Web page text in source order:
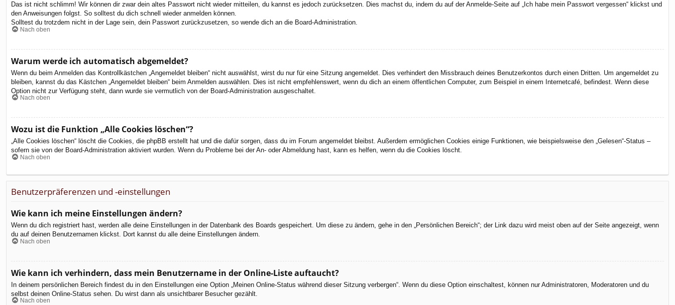
Das ist nicht schlimm! Wir können dir zwar dein altes Passwort nicht wieder mitteilen, du kannst es jedoch zurücksetzen. Dies machst du, indem du auf der Anmelde-Seite auf „Ich habe mein Passwort vergessen“ klickst und
den Anweisungen folgst. So solltest du dich schnell wieder anmelden können.
Solltest du trotzdem nicht in der Lage sein, dein Passwort zurückzusetzen, so wende dich an die Board-Administration.
Nach oben
Warum werde ich automatisch abgemeldet?
Wenn du beim Anmelden das Kontrollkästchen „Angemeldet bleiben“ nicht auswählst, wirst du nur für eine Sitzung angemeldet. Dies verhindert den Missbrauch deines Benutzerkontos durch einen Dritten. Um angemeldet zu
bleiben, kannst du das Kästchen „Angemeldet bleiben“ beim Anmelden auswählen. Dies ist nicht empfehlenswert, wenn du dich an einem öffentlichen Computer, zum Beispiel in einem Internetcafé, befindest. Wenn diese
Option nicht zur Verfügung steht, dann wurde sie vermutlich von der Board-Administration ausgeschaltet.
Nach oben
Wozu ist die Funktion „Alle Cookies löschen“?
„Alle Cookies löschen“ löscht die Cookies, die phpBB erstellt hat und die dafür sorgen, dass du im Forum angemeldet bleibst. Außerdem ermöglichen Cookies einige Funktionen, wie beispielsweise den „Gelesen“-Status –
sofern sie von der Board-Administration aktiviert wurden. Wenn du Probleme bei der An- oder Abmeldung hast, kann es helfen, wenn du die Cookies löscht.
Nach oben
Benutzerpräferenzen und -einstellungen
Wie kann ich meine Einstellungen ändern?
Wenn du dich registriert hast, werden alle deine Einstellungen in der Datenbank des Boards gespeichert. Um diese zu ändern, gehe in den „Persönlichen Bereich“; der Link dazu wird meist oben auf der Seite angezeigt, wenn
du auf deinen Benutzernamen klickst. Dort kannst du alle deine Einstellungen ändern.
Nach oben
Wie kann ich verhindern, dass mein Benutzername in der Online-Liste auftaucht?
In deinem persönlichen Bereich findest du in den Einstellungen eine Option „Meinen Online-Status während dieser Sitzung verbergen“. Wenn du diese Option einschaltest, können nur Administratoren, Moderatoren und du
selbst deinen Online-Status sehen. Du wirst dann als unsichtbarer Besucher gezählt.
Nach oben